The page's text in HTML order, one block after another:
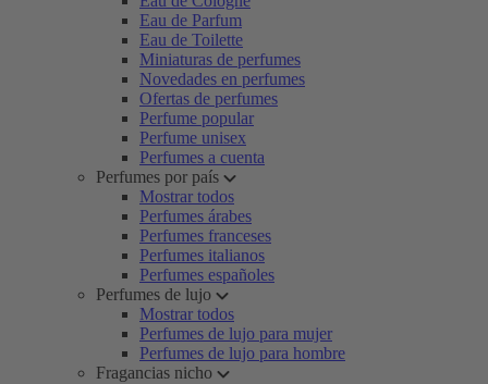
Eau de Parfum
Eau de Toilette
Miniaturas de perfumes
Novedades en perfumes
Ofertas de perfumes
Perfume popular
Perfume unisex
Perfumes a cuenta
Perfumes por país
Mostrar todos
Perfumes árabes
Perfumes franceses
Perfumes italianos
Perfumes españoles
Perfumes de lujo
Mostrar todos
Perfumes de lujo para mujer
Perfumes de lujo para hombre
Fragancias nicho